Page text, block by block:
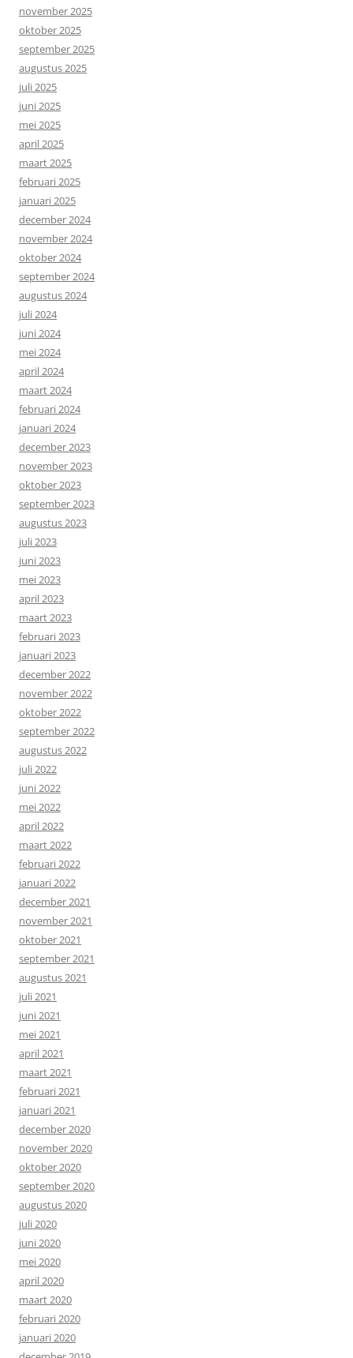
november 2025
oktober 2025
september 2025
augustus 2025
juli 2025
juni 2025
mei 2025
april 2025
maart 2025
februari 2025
januari 2025
december 2024
november 2024
oktober 2024
september 2024
augustus 2024
juli 2024
juni 2024
mei 2024
april 2024
maart 2024
februari 2024
januari 2024
december 2023
november 2023
oktober 2023
september 2023
augustus 2023
juli 2023
juni 2023
mei 2023
april 2023
maart 2023
februari 2023
januari 2023
december 2022
november 2022
oktober 2022
september 2022
augustus 2022
juli 2022
juni 2022
mei 2022
april 2022
maart 2022
februari 2022
januari 2022
december 2021
november 2021
oktober 2021
september 2021
augustus 2021
juli 2021
juni 2021
mei 2021
april 2021
maart 2021
februari 2021
januari 2021
december 2020
november 2020
oktober 2020
september 2020
augustus 2020
juli 2020
juni 2020
mei 2020
april 2020
maart 2020
februari 2020
januari 2020